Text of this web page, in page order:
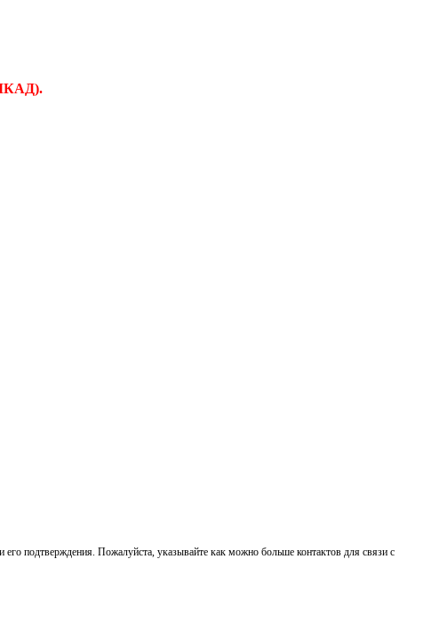
МКАД).
подтверждения. Пожалуйста, указывайте как можно больше контактов для связи с